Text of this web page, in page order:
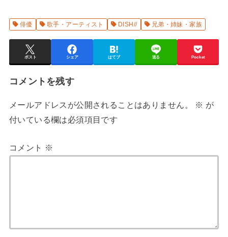
俳優 歌手・アーティスト DISH// 兄弟・姉妹・家族
ポスト シェア はてブ 送る Pocket
コメントを残す
メールアドレスが公開されることはありません。 ※ が
付いている欄は必須項目です
コメント ※